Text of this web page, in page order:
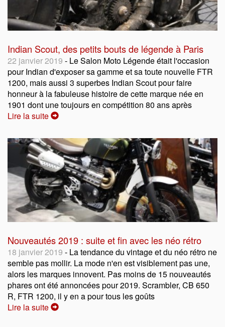
Indian Scout, des petits bouts de légende à Paris
22 janvier 2019 - Le Salon Moto Légende était l'occasion
pour Indian d'exposer sa gamme et sa toute nouvelle FTR
1200, mais aussi 3 superbes Indian Scout pour faire
honneur à la fabuleuse histoire de cette marque née en
1901 dont une toujours en compétition 80 ans après
Lire la suite
Nouveautés 2019 : suite et fin avec les néo rétro
18 janvier 2019 - La tendance du vintage et du néo rétro ne
semble pas mollir. La mode n'en est visiblement pas une,
alors les marques innovent. Pas moins de 15 nouveautés
phares ont été annoncées pour 2019. Scrambler, CB 650
R, FTR 1200, il y en a pour tous les goûts
Lire la suite